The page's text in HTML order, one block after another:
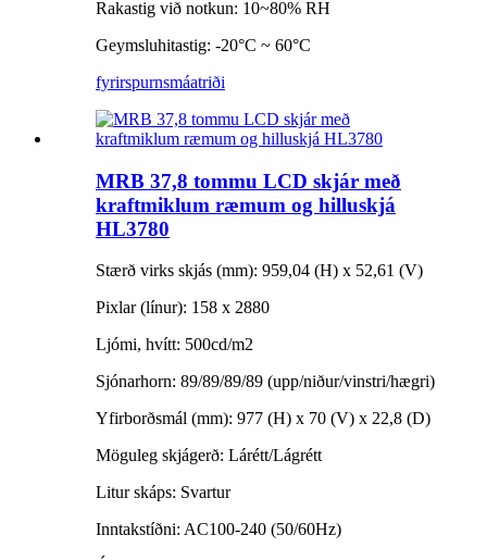
Rakastig við notkun: 10~80% RH
Geymsluhitastig: -20°C ~ 60°C
fyrirspurnsmáatriði
MRB 37,8 tommu LCD skjár með
kraftmiklum ræmum og hilluskjá
HL3780
Stærð virks skjás (mm): 959,04 (H) x 52,61 (V)
Pixlar (línur): 158 x 2880
Ljómi, hvítt: 500cd/m2
Sjónarhorn: 89/89/89/89 (upp/niður/vinstri/hægri)
Yfirborðsmál (mm): 977 (H) x 70 (V) x 22,8 (D)
Möguleg skjágerð: Lárétt/Lágrétt
Litur skáps: Svartur
Inntakstíðni: AC100-240 (50/60Hz)